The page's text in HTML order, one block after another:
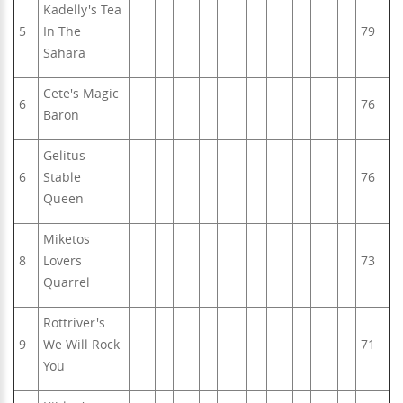
5
Kadelly's Tea
In The
Sahara
79
6
Cete's Magic
Baron
76
6
Gelitus
Stable
Queen
76
8
Miketos
Lovers
Quarrel
73
9
Rottriver's
We Will Rock
You
71